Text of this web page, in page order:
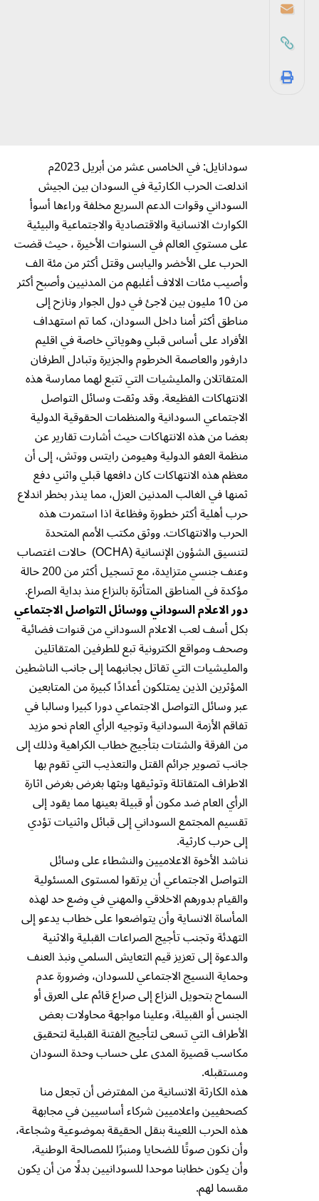
سودانايل: في الخامس عشر من أبريل 2023م
اندلعت الحرب الكارثية في السودان بين الجيش
السوداني وقوات الدعم السريع مخلفة وراءها أسوأ
الكوارث الانسانية والاقتصادية والاجتماعية والبيئية
على مستوي العالم في السنوات الأخيرة ، حيث قضت
الحرب على الأخضر واليابس وقتل أكثر من مئة الف
وأصيب مئات الالاف أغلبهم من المدنيين وأصبح أكثر
من 10 مليون بين لاجئ في دول الجوار ونازح إلى
مناطق أكثر أمنا داخل السودان، كما تم استهداف
الأفراد على أساس قبلي وهوياتي خاصة في اقليم
دارفور والعاصمة الخرطوم والجزيرة وتبادل الطرفان
المتقاتلان والمليشيات التي تتبع لهما ممارسة هذه
الانتهاكات الفظيعة. وقد وثقت وسائل التواصل
الاجتماعي السودانية والمنظمات الحقوقية الدولية
بعضا من هذه الانتهاكات حيث أشارت تقارير عن
منظمة العفو الدولية وهيومن رايتس ووتش، إلى أن
معظم هذه الانتهاكات كان دافعها قبلي واثني دفع
ثمنها في الغالب المدنين العزل، مما ينذر بخطر اندلاع
حرب أهلية أكثر خطورة وفظاعة اذا استمرت هذه
الحرب والانتهاكات. ووثق مكتب الأمم المتحدة
لتنسيق الشؤون الإنسانية (OCHA) حالات اغتصاب
وعنف جنسي متزايدة، مع تسجيل أكثر من 200 حالة
مؤكدة في المناطق المتأثرة بالنزاع منذ بداية الصراع.
دور الاعلام السوداني ووسائل التواصل الاجتماعي
بكل أسف لعب الاعلام السوداني من قنوات فضائية
وصحف ومواقع الكترونية تبع للطرفين المتقاتلين
والمليشيات التي تقاتل بجانبهما إلى جانب الناشطين
المؤثرين الذين يمتلكون أعدادًا كبيرة من المتابعين
عبر وسائل التواصل الاجتماعي دورا كبيرا وسالبا في
تفاقم الأزمة السودانية وتوجيه الرأي العام نحو مزيد
من الفرقة والشتات بتأجيج خطاب الكراهية وذلك إلى
جانب تصوير جرائم القتل والتعذيب التي تقوم بها
الاطراف المتقاتلة وتوثيقها وبثها بغرض بغرض اثارة
الرأي العام ضد مكون أو قبيلة بعينها مما يقود إلى
تقسيم المجتمع السوداني إلى قبائل واثنيات تؤدي
إلى حرب كارثية.
نناشد الأخوة الاعلاميين والنشطاء على وسائل
التواصل الاجتماعي أن يرتقوا لمستوى المسئولية
والقيام بدورهم الاخلاقي والمهني في وضع حد لهذه
المأساة الانساية وأن يتواضعوا على خطاب يدعو إلى
التهدئة وتجنب تأجيج الصراعات القبلية والاثنية
والدعوة إلى تعزيز قيم التعايش السلمي ونبذ العنف
وحماية النسيج الاجتماعي للسودان، وضرورة عدم
السماح بتحويل النزاع إلى صراع قائم على العرق أو
الجنس أو القبيلة، وعلينا مواجهة محاولات بعض
الأطراف التي تسعى لتأجيج الفتنة القبلية لتحقيق
مكاسب قصيرة المدى على حساب وحدة السودان
ومستقبله.
هذه الكارثة الانسانية من المفترض أن تجعل منا
كصحفيين واعلاميين شركاء أساسيين في مجابهة
هذه الحرب اللعينة بنقل الحقيقة بموضوعية وشجاعة،
وأن نكون صوتًا للضحايا ومنبرًا للمصالحة الوطنية،
وأن يكون خطابنا موحدا للسودانيين بدلًا من أن يكون
مقسما لهم.